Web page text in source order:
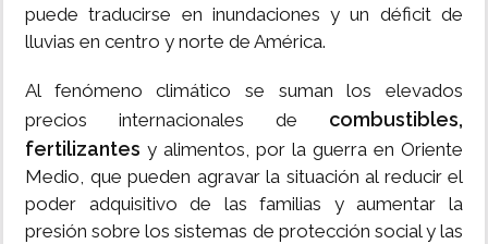
puede traducirse en inundaciones y un déficit de
lluvias en centro y norte de América.
Al fenómeno climático se suman los elevados
precios internacionales de combustibles,
fertilizantes y alimentos, por la guerra en Oriente
Medio, que pueden agravar la situación al reducir el
poder adquisitivo de las familias y aumentar la
presión sobre los sistemas de protección social y las